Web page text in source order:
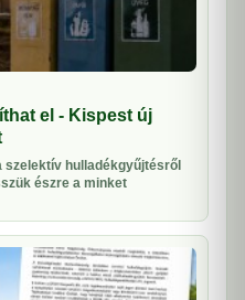
el - Kispest új
hulladékgyűjtésről
észre a minket